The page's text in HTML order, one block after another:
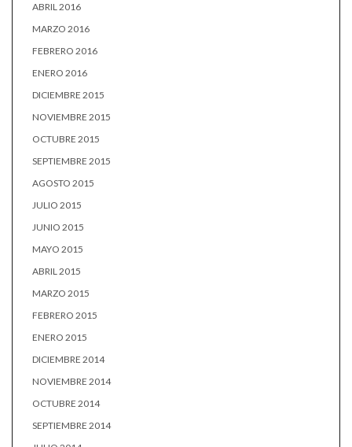
ABRIL 2016
MARZO 2016
FEBRERO 2016
ENERO 2016
DICIEMBRE 2015
NOVIEMBRE 2015
OCTUBRE 2015
SEPTIEMBRE 2015
AGOSTO 2015
JULIO 2015
JUNIO 2015
MAYO 2015
ABRIL 2015
MARZO 2015
FEBRERO 2015
ENERO 2015
DICIEMBRE 2014
NOVIEMBRE 2014
OCTUBRE 2014
SEPTIEMBRE 2014